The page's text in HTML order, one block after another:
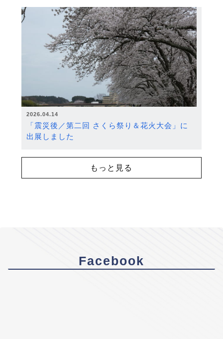
2026.04.14
「震災後／第二回 さくら祭り＆花火大会」に
出展しました
もっと見る
Facebook